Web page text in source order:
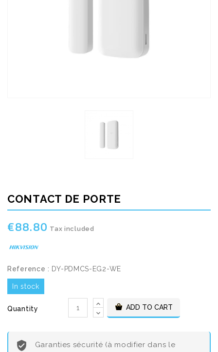
CONTACT DE PORTE
€88.80 Tax included
Reference : DY-PDMCS-EG2-WE
In stock
Quantity ADD TO CART
Garanties sécurité (à modifier dans le